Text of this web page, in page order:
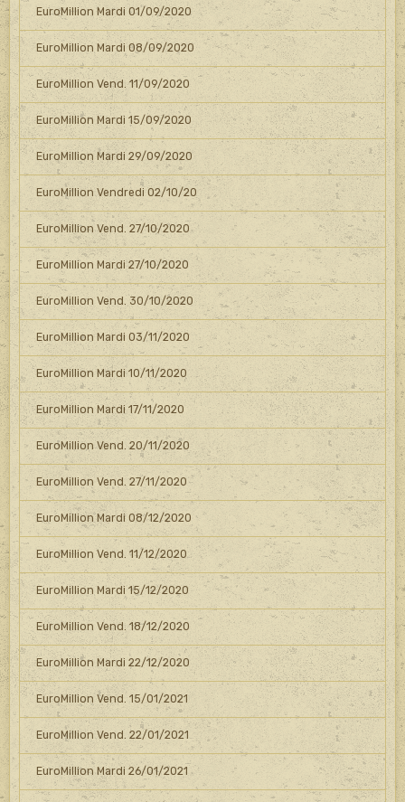
EuroMillion Mardi 01/09/2020
EuroMillion Mardi 08/09/2020
EuroMillion Vend. 11/09/2020
EuroMillion Mardi 15/09/2020
EuroMillion Mardi 29/09/2020
EuroMillion Vendredi 02/10/20
EuroMillion Vend. 27/10/2020
EuroMillion Mardi 27/10/2020
EuroMillion Vend. 30/10/2020
EuroMillion Mardi 03/11/2020
EuroMillion Mardi 10/11/2020
EuroMillion Mardi 17/11/2020
EuroMillion Vend. 20/11/2020
EuroMillion Vend. 27/11/2020
EuroMillion Mardi 08/12/2020
EuroMillion Vend. 11/12/2020
EuroMillion Mardi 15/12/2020
EuroMillion Vend. 18/12/2020
EuroMillion Mardi 22/12/2020
EuroMillion Vend. 15/01/2021
EuroMillion Vend. 22/01/2021
EuroMillion Mardi 26/01/2021